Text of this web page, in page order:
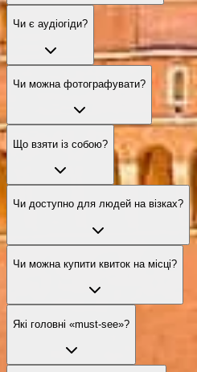
Чи є аудіогіди?
Чи можна фотографувати?
Що взяти із собою?
Чи доступно для людей на візках?
Чи можна купити квиток на місці?
Які головні «must‑see»?